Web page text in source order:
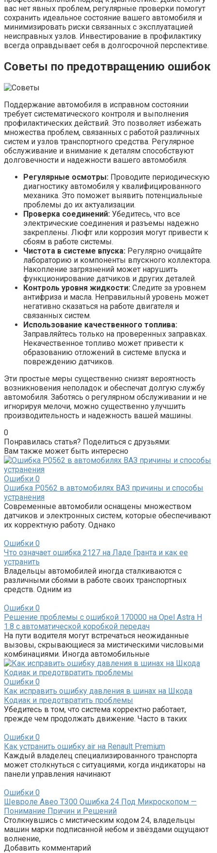
вас нет явных проблем, регулярные проверки помогут
сохранить идеальное состояние вашего автомобиля и
минимизировать риски связанных с эксплуатацией
неисправных узлов. Инвестирование в профилактику
всегда оправдывает себя в долгосрочной перспективе.
Советы по предотвращению ошибок
Поддержание автомобиля в исправном состоянии
требует систематического контроля и выполнения
профилактических действий. Это позволяет избежать
множества проблем, связанных с работой различных
систем и узлов транспортного средства. Регулярное
обслуживание и внимание к деталям способствуют
долговечности и надежности вашего автомобиля.
Регулярные осмотры: Проводите периодическую
диагностику автомобиля у квалифицированного
механика. Это поможет выявить потенциальные
проблемы до их актуализации.
Проверка соединений: Убедитесь, что все
электрические соединения и разъемы надежно
закреплены. Люфт или коррозия могут привести к
сбоям в работе системы.
Чистота в системе впуска: Регулярно очищайте
лабораторию и компоненты впускного коллектора.
Накопление загрязнений может нарушить
функционирование датчиков и других деталей.
Контроль уровня жидкости: Следите за уровнем
антифриза и масла. Неправильный уровень может
негативно сказаться на работе двигателя и
связанных систем.
Использование качественного топлива:
Заправляйтесь только на проверенных заправках.
Некачественное топливо может привести к
образованию отложений в системе впуска и
повреждению датчиков.
Эти простые меры существенно снизят вероятность
возникновения неполадок и обеспечат долгую службу
автомобиля. Заботясь о регулярном обслуживании и не
игнорируя мелочи, можно существенно улучшить
производительность и надежность вашей машины.
0
Понравилась статья? Поделиться с друзьями:
Вам также может быть интересно
Ошибки 0
Ошибка Р0562 в автомобилях ВАЗ причины и способы
устранения
Современные автомобили оснащены множеством
датчиков и электронных систем, которые обеспечивают
их корректную работу. Однако
Ошибки 0
Что означает ошибка 2127 на Ладе Гранта и как ее
устранить
Владельцы автомобилей иногда сталкиваются с
различными сбоями в работе своих транспортных
средств. Одним из
Ошибки 0
Решение проблемы с ошибкой 170000 на Opel Astra H
1.8 с автоматической коробкой передач
На пути водителя могут встречаться неожиданные
вызовы, скрывающиеся за мистическими числовыми
комбинациями. Иногда автомобильные
Ошибки 0
Как исправить ошибку давления в шинах на Шкода
Кодиак и предотвратить проблемы
Убедитесь в том, что система корректно работает,
прежде чем продолжать движение. Часто в таких
Ошибки 0
Как устранить ошибку air на Renault Premium
Каждый владелец специализированного транспорта
может столкнуться с ситуациями, когда индикаторы на
панели управления начинают
Ошибки 0
Шевроле Авео Т300 Ошибка 24 Под Микроскопом —
Понимание Причин и Решений
Столкнувшись с мистическим кодом 24, владельцы
машин марки подписанной небом и звёздами ощущают
волнение,
Добавить комментарий